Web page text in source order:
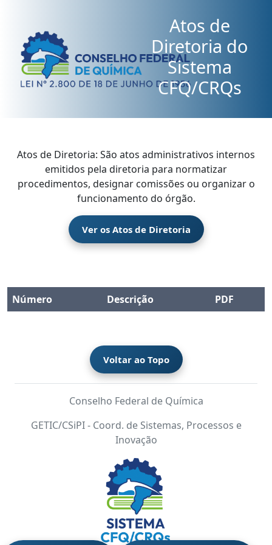
Atos de
Diretoria do
Sistema
CFQ/CRQs
Atos de Diretoria: São atos administrativos internos
emitidos pela diretoria para normatizar
procedimentos, designar comissões ou organizar o
funcionamento do órgão.
Ver os Atos de Diretoria
Número Descrição PDF
Voltar ao Topo
Conselho Federal de Química
GETIC/CSiPI - Coord. de Sistemas, Processos e
Inovação